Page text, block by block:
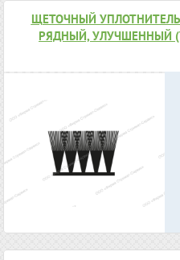
ЩЕТОЧНЫЙ
РЯДНЫЙ, УЛУЧШЕННЫЙ